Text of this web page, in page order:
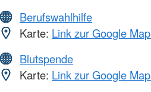
Berufswahlhilfe
Karte: Link zur Google
Blutspende
Karte: Link zur Google